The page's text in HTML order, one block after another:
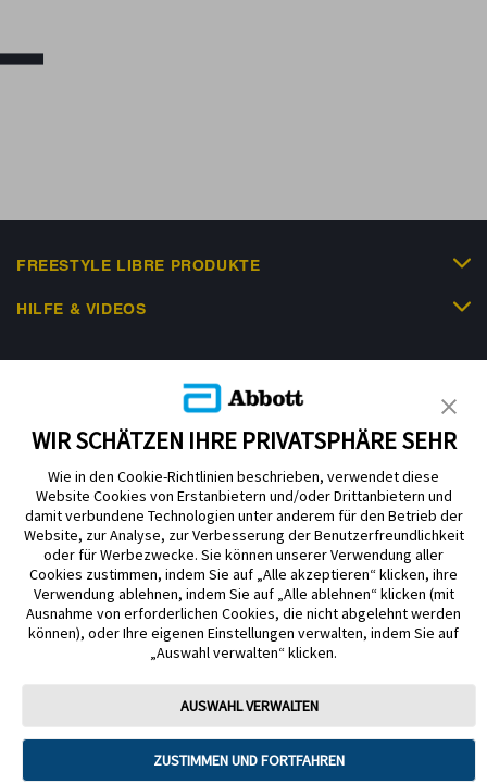
FREESTYLE LIBRE PRODUKTE
HILFE & VIDEOS
Impressum Nutzungsbedingungen
Datenschutzerklärung
Cookie Richtlinie
Barrierefreiheitserklärung
Mitteilung zur Datenverordnung
Cookie-Präferenzen
Copyright © 2026 Abbott. Alle Rechte vorbehalten. Libre, das
Designs sind das geistige Eigentum der Abbott Unternehmensgruppe in
ausgewählten Ländern.
Tandem Diabetes Care, Inc. Alle Rechte vorbehalten. Tandem Diabetes
Care, die Tandem Logos, Control-IQ, Control-IQ+, t:slim X2, t:slim, Tandem
WIR SCHÄTZEN IHRE PRIVATSPHÄRE SEHR
Wie in den Cookie-Richtlinien beschrieben, verwendet diese
Website Cookies von Erstanbietern und/oder Drittanbietern und
damit verbundene Technologien unter anderem für den Betrieb der
Website, zur Analyse, zur Verbesserung der Benutzerfreundlichkeit
oder für Werbezwecke. Sie können unserer Verwendung aller
Cookies zustimmen, indem Sie auf „Alle akzeptieren“ klicken, ihre
Verwendung ablehnen, indem Sie auf „Alle ablehnen“ klicken (mit
Ausnahme von erforderlichen Cookies, die nicht abgelehnt werden
können), oder Ihre eigenen Einstellungen verwalten, indem Sie auf
„Auswahl verwalten“ klicken.
AUSWAHL VERWALTEN
ZUSTIMMEN UND FORTFAHREN